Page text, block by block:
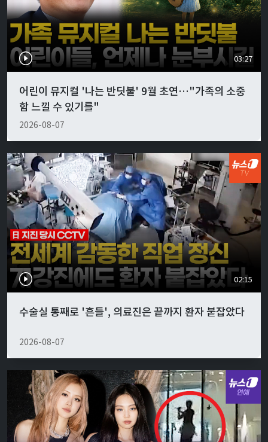
03:27
어린이 뮤지컬 '나는 반딧불' 9월 초연…"가족의 소중
함 느낄 수 있기를"
2026-08-07
02:15
수술실 통째로 '흔들', 의료진은 끝까지 환자 붙잡았다
2026-08-07